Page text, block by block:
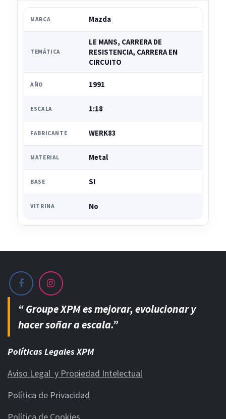
MARCA Mazda
TEMÁTICA
LE MANS, CARRERA DE
RESISTENCIA, CARRERA EN
CIRCUITO
AÑO 1991
ESCALA 1:18
FABRICANTE WERK83
MATERIAL Metal
BASE SI
VITRINA No
“ Groupe XPM es mejorar, evolucionar y
hacer soñar a escala.”
Políticas Legales XPM
Aviso Legal y Propiedad Intelectual
Política de Privacidad
Política de Cookies